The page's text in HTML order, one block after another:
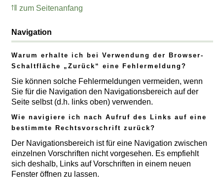
zum Seitenanfang
Navigation
Warum erhalte ich bei Verwendung der Browser-
Schaltfläche „Zurück“ eine Fehlermeldung?
Sie können solche Fehlermeldungen vermeiden, wenn
Sie für die Navigation den Navigationsbereich auf der
Seite selbst (d.h. links oben) verwenden.
Wie navigiere ich nach Aufruf des Links auf eine
bestimmte Rechtsvorschrift zurück?
Der Navigationsbereich ist für eine Navigation zwischen
einzelnen Vorschriften nicht vorgesehen. Es empfiehlt
sich deshalb, Links auf Vorschriften in einem neuen
Fenster öffnen zu lassen.